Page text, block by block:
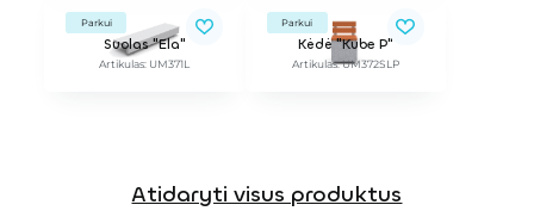
Parkui
Suolas "Ela"
Artikulas: UM371L
Parkui
Kėdė "Kube P"
Artikulas: UM372SLP
Atidaryti visus produktus